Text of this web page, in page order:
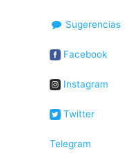
Sugerencias
Facebook
Instagram
Twitter
Telegram